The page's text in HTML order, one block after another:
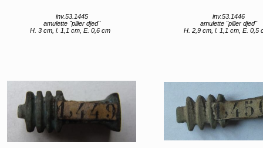
inv.53.1445
amulette "pilier djed"
H. 3 cm, l. 1,1 cm, E. 0,6 cm
inv.53.1446
amulette "pilier djed"
H. 2,9 cm, l. 1,1 cm, E. 0,5